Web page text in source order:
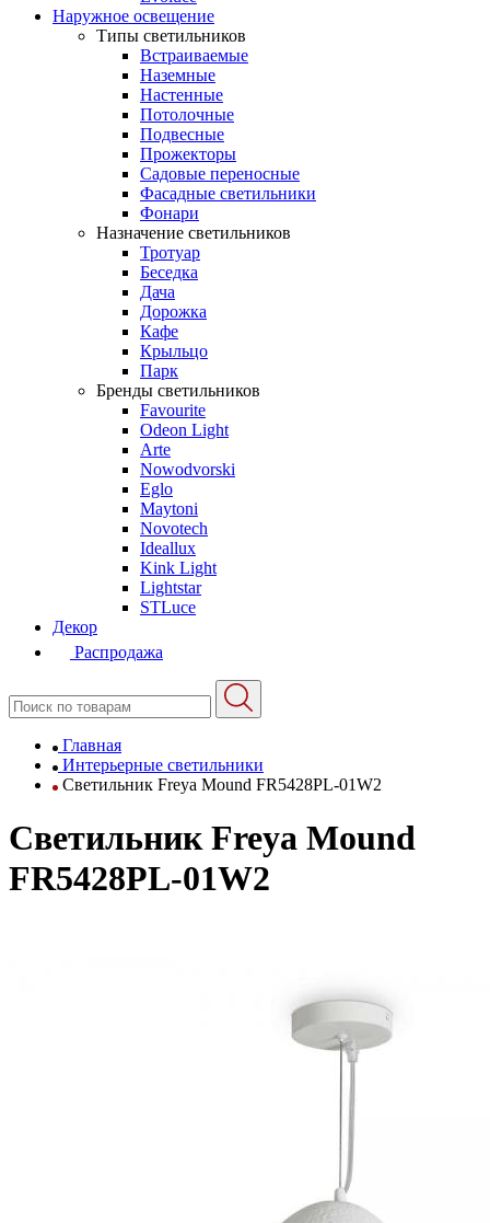
Наружное освещение
Типы светильников
Встраиваемые
Наземные
Настенные
Потолочные
Подвесные
Прожекторы
Садовые переносные
Фасадные светильники
Фонари
Назначение светильников
Тротуар
Беседка
Дача
Дорожка
Кафе
Крыльцо
Парк
Бренды светильников
Favourite
Odeon Light
Arte
Nowodvorski
Eglo
Maytoni
Novotech
Ideallux
Kink Light
Lightstar
STLuce
Декор
Распродажа
Главная
Интерьерные светильники
Светильник Freya Mound FR5428PL-01W2
Светильник Freya Mound
FR5428PL-01W2